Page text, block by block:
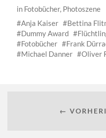
in Fotobücher, Photoszene
Anja Kaiser
Bettina
Dummy Award
Fotobücher
Frank
Michael Danner
Oliver
←